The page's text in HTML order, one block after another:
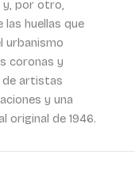
y, por otro,
huellas que
urbanismo
coronas y
de artistas
y una
original de 1946.